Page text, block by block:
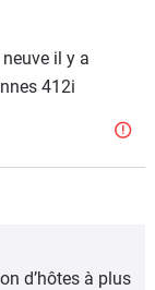
il y a
412i
d’hôtes à plus